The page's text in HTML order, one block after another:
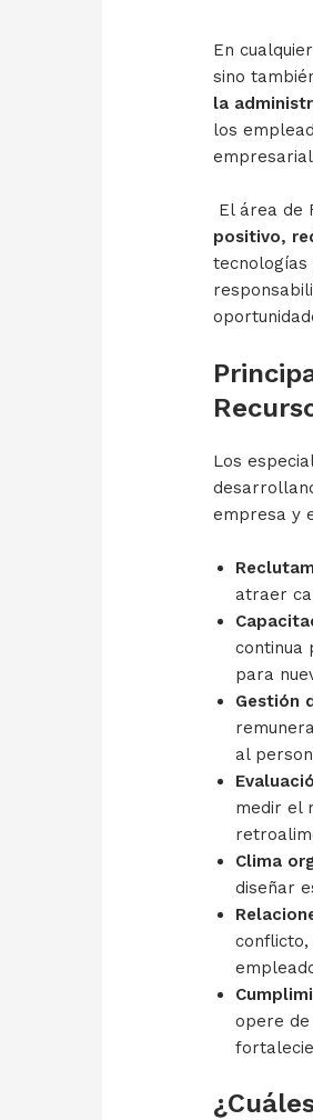
En
sino
la
los
El área de
positivo,
tecnologías
Los
empresa y
atraer
continua
para
Gestión
al
medir el
Clima
diseñar
conflicto,
opere